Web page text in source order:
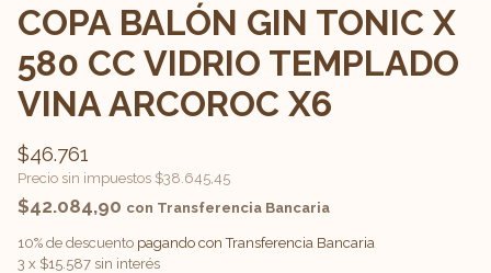
COPA BALÓN GIN TONIC X
580 CC VIDRIO TEMPLADO
VINA ARCOROC X6
$46.761
Precio sin impuestos $38.645,45
$42.084,90 con Transferencia Bancaria
10% de descuento pagando con Transferencia Bancaria
3 x $15.587 sin interés